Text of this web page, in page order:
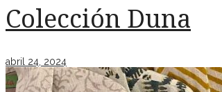
Colección Duna
abril 24, 2024